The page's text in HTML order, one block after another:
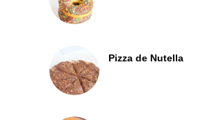
Pizza de Nutella